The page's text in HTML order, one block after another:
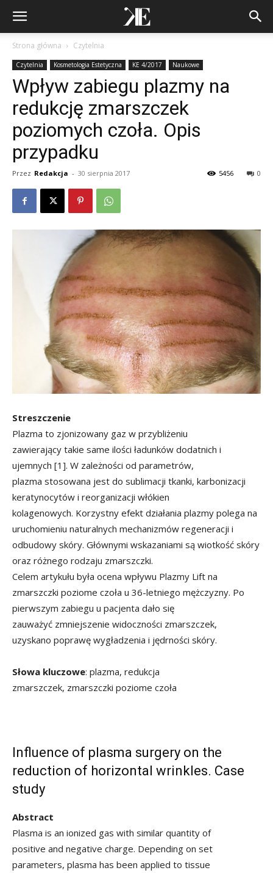
Strona główna Czytelnia
Czytelnia Kosmetologia Estetyczna KE 4/2017 Naukowe
Wpływ zabiegu plazmy na
redukcję zmarszczek
poziomych czoła. Opis
przypadku
Przez Redakcja - 30 sierpnia 2017 0
5456
Streszczenie
Plazma to zjonizowany gaz w przybliżeniu
zawierający takie same ilości ładunków dodatnich i
ujemnych [1]. W zależności od parametrów,
plazma stosowana jest do sublimacji tkanki, karbonizacji
keratynocytów i reorganizacji włókien
kolagenowych. Korzystny efekt działania plazmy polega na
uruchomieniu naturalnych mechanizmów regeneracji i
odbudowy skóry. Głównymi wskazaniami są wiotkość skóry
oraz różnego rodzaju zmarszczki.
Celem artykułu była ocena wpływu Plazmy Lift na
zmarszczki poziome czoła u 36-letniego mężczyzny. Po
pierwszym zabiegu u pacjenta dało się
zauważyć zmniejszenie widoczności zmarszczek,
uzyskano poprawę wygładzenia i jędrności skóry.
Słowa kluczowe: plazma, redukcja
zmarszczek, zmarszczki poziome czoła
Influence of plasma surgery on the
reduction of horizontal wrinkles. Case
study
Abstract
Plasma is an ionized gas with similar quantity of
positive and negative charge. Depending on set
parameters, plasma has been applied to tissue